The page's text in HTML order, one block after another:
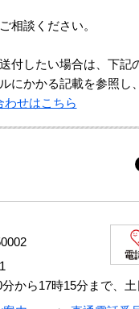
相談ください。
付したい場合は、下記
にかかる記載を参照し
わせはこちら
から17時15分まで、